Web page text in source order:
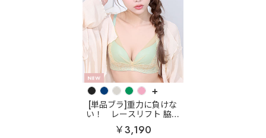
+
[単品ブラ]重力に負けな
い！
レースリフト 脇高
単品ブラジャー
￥3,190